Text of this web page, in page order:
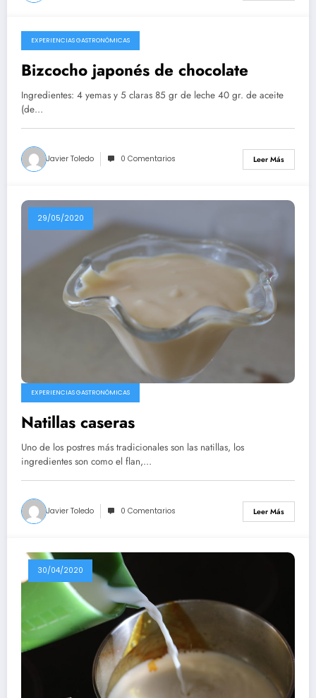
10/08/2020
EXPERIENCIAS GASTRONÓMICAS
Bizcocho japonés de chocolate
Ingredientes: 4 yemas y 5 claras 85 gr de leche 40 gr. de aceite
(de…
Javier Toledo 0 Comentarios Leer Más
29/05/2020
EXPERIENCIAS GASTRONÓMICAS
Natillas caseras
Uno de los postres más tradicionales son las natillas, los
ingredientes son como el flan,…
Javier Toledo 0 Comentarios Leer Más
30/04/2020